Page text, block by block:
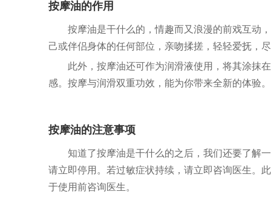
按摩油的作用
按摩油是干什么的，情趣而又浪漫的前戏互动
己或伴侣身体的任何部位，亲吻揉搓，轻轻爱抚，
此外，按摩油还可作为润滑液使用，将其涂抹
感。按摩与润滑双重功效，能为你带来全新的体验。
按摩油的注意事项
知道了按摩油是干什么的之后，我们还要了解
请立即停用。若过敏症状持续，请立即咨询医生。
于使用前咨询医生。